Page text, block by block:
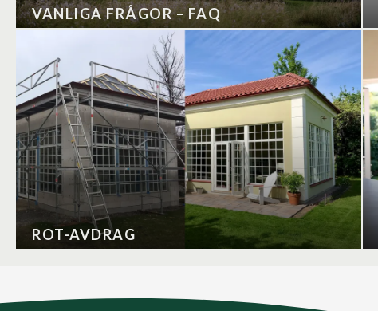
VANLIGA FRÅGOR – FAQ
ROT-AVDRAG